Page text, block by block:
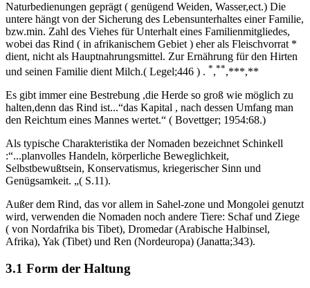
Naturbedienungen geprägt ( genügend Weiden, Wasser,ect.) Die
untere hängt von der Sicherung des Lebensunterhaltes einer Familie,
bzw.min. Zahl des Viehes für Unterhalt eines Familienmitgliedes,
wobei das Rind ( in afrikanischem Gebiet ) eher als Fleischvorrat *
dient, nicht als Hauptnahrungsmittel. Zur Ernährung für den Hirten
und seinen Familie dient Milch.( Legel;446 ) . *,**,***,**
Es gibt immer eine Bestrebung ,die Herde so groß wie möglich zu
halten,denn das Rind ist...“das Kapital , nach dessen Umfang man
den Reichtum eines Mannes wertet.“ ( Bovettger; 1954:68.)
Als typische Charakteristika der Nomaden bezeichnet Schinkell
:“...planvolles Handeln, körperliche Beweglichkeit,
Selbstbewußtsein, Konservatismus, kriegerischer Sinn und
Genügsamkeit. „( S.11).
Außer dem Rind, das vor allem in Sahel-zone und Mongolei genutzt
wird, verwenden die Nomaden noch andere Tiere: Schaf und Ziege
( von Nordafrika bis Tibet), Dromedar (Arabische Halbinsel,
Afrika), Yak (Tibet) und Ren (Nordeuropa) (Janatta;343).
3.1 Form der Haltung